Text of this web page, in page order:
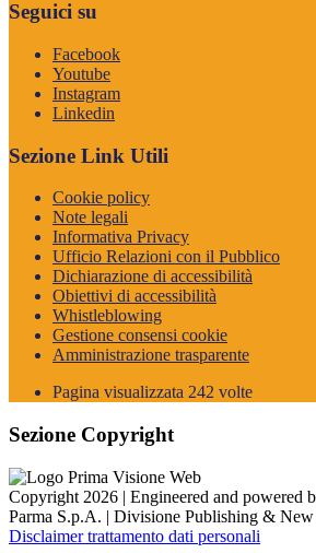
Seguici su
Facebook
Youtube
Instagram
Linkedin
Sezione Link Utili
Cookie policy
Note legali
Informativa Privacy
Ufficio Relazioni con il Pubblico
Dichiarazione di accessibilità
Obiettivi di accessibilità
Whistleblowing
Gestione consensi cookie
Amministrazione trasparente
Pagina visualizzata 242 volte
Sezione Copyright
Copyright 2026 | Engineered and powered
Parma S.p.A. | Divisione Publishing &
Disclaimer trattamento dati personali